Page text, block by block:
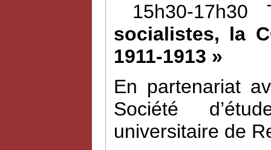
15h30-
socialistes, la
1911-1913 »
En partenariat
Société
universitaire de